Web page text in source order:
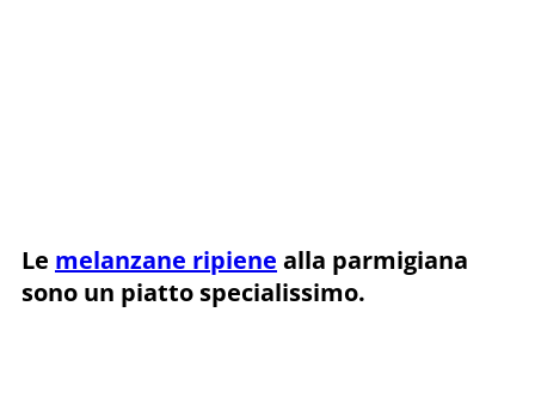
Le melanzane ripiene alla parmigiana
sono un piatto specialissimo.